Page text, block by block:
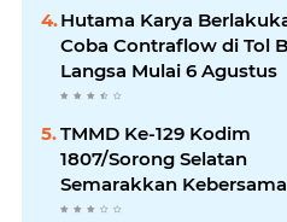
Hutama Karya
Coba Contraflow di Tol
Langsa Mulai 6 Agustus
TMMD Ke-129 Kodim
1807/Sorong Selatan
Semarakkan
Anggota Satgas dan